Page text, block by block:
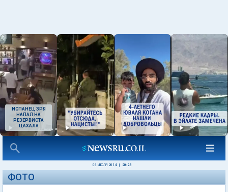
ИСПАНЕЦ ЗРЯ
НАПАЛ НА
РЕЗЕРВИСТА
ЦАХАЛА
06 ИЮЛЯ 2014 20:23
ФОТО